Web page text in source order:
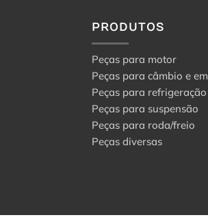
PRODUTOS
Peças para motor
Peças para câmbio e
Peças para refrigeração
Peças para suspensão
Peças para roda/freio
Peças diversas